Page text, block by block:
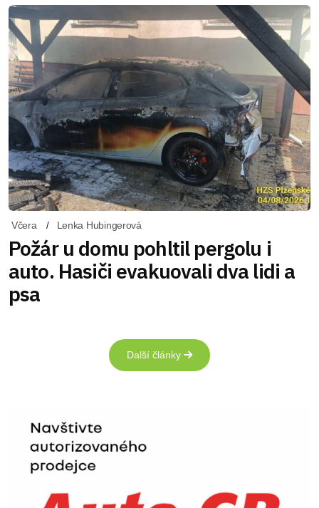
Včera Lenka Hubingerová
Požár u domu pohltil pergolu i
auto. Hasiči evakuovali dva lidi a
psa
Další články